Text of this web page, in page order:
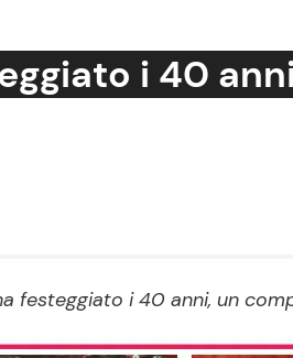
Mamma
i 40
festeggiato i 40 anni, un